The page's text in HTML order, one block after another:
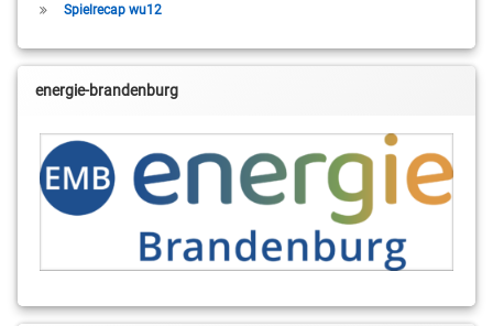
Spielrecap wu12
energie-brandenburg